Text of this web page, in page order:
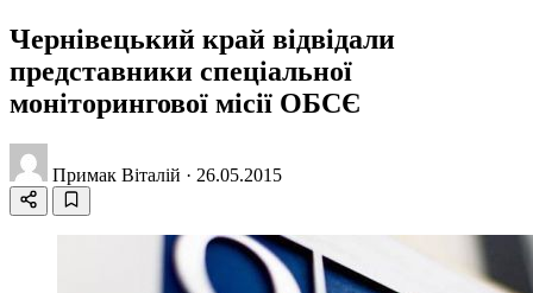
Чернівецький край відвідали
представники спеціальної
моніторингової місії ОБСЄ
Примак Віталій · 26.05.2015